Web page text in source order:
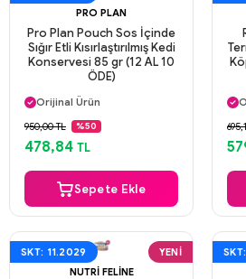
PRO PLAN
Pro Plan Pouch Sos İçinde
Sığır Etli Kısırlaştırılmış Kedi
Konservesi 85 gr (12 AL 10
ÖDE)
Aynı Gün Kargo
Orijinal Ürün
Güvenli Ödeme
Aynı Gün Kargo
950,00 TL %50
478,84 TL
Sepete Ekle
SKT: 11.2029
YENI
NUTRI FELINE